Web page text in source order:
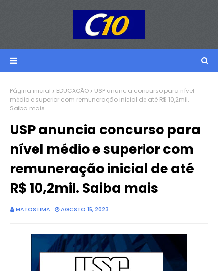
Página inicial EDUCAÇÃO
USP anuncia concurso para nível
médio e superior com remuneração inicial de até R$ 10,2mil.
Saiba mais
USP anuncia concurso para
nível médio e superior com
remuneração inicial de até
R$ 10,2mil. Saiba mais
MATOS LIMA AGOSTO 15, 2023